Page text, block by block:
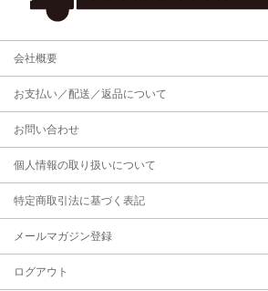
会社概要
お支払い／配送／返品について
お問い合わせ
個人情報の取り扱いについて
特定商取引法に基づく表記
メールマガジン登録
ログアウト